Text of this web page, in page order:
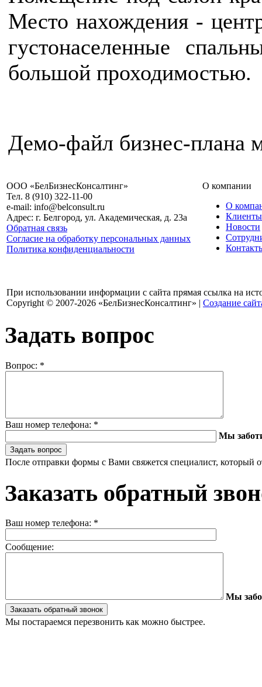
Место нахождения -
густонаселенные
большой проходимостью.
Демо-файл бизнес-плана
ООО «БелБизнесКонсалтинг»
Тел. 8 (910) 322-11-00
e-mail: info@belconsult.ru
Адрес: г. Белгород, ул. Академическая, д. 23а
Обратная связь
Согласие на обработку персональных данных
Политика конфиденциальности
О компании
О
Клиенты
Новости
При использовании информации с сайта прямая ссылка на
Copyright © 2007-2026 «БелБизнесКонсалтинг» | Создание
Задать вопрос
Вопрос: *
Ваш номер телефона: *
Мы
После отправки формы с Вами свяжется специалист, который
Заказать обратный
Ваш номер телефона: *
Сообщение:
Мы
Мы постараемся перезвонить как можно быстрее.